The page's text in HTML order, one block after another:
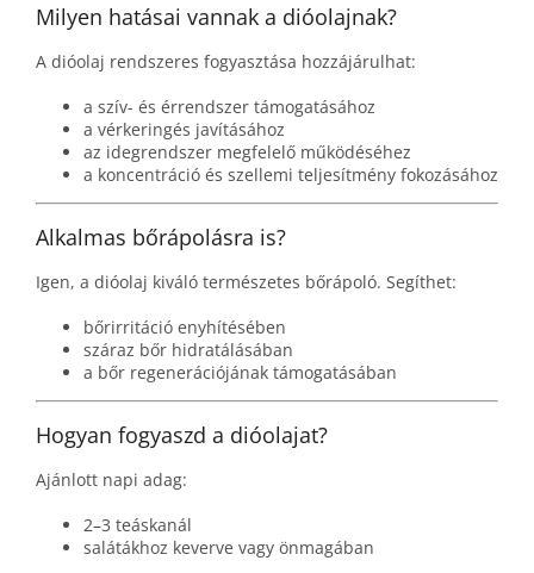
Milyen hatásai vannak a dióolajnak?
A dióolaj rendszeres fogyasztása hozzájárulhat:
a szív- és érrendszer támogatásához
a vérkeringés javításához
az idegrendszer megfelelő működéséhez
a koncentráció és szellemi teljesítmény fokozásához
Alkalmas bőrápolásra is?
Igen, a dióolaj kiváló természetes bőrápoló. Segíthet:
bőrirritáció enyhítésében
száraz bőr hidratálásában
a bőr regenerációjának támogatásában
Hogyan fogyaszd a dióolajat?
Ajánlott napi adag:
2–3 teáskanál
salátákhoz keverve vagy önmagában